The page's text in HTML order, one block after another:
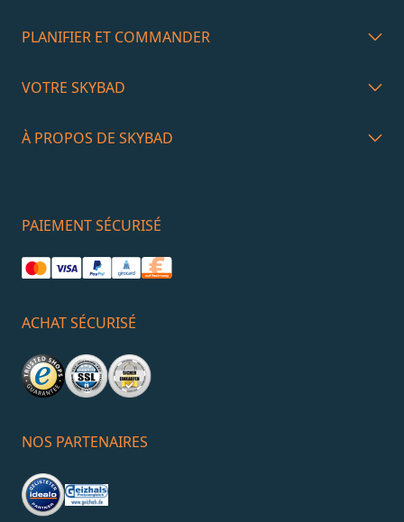
PLANIFIER ET COMMANDER
VOTRE SKYBAD
À PROPOS DE SKYBAD
PAIEMENT SÉCURISÉ
ACHAT SÉCURISÉ
NOS PARTENAIRES